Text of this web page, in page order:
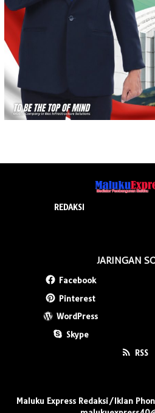
REDAKSI
JARINGAN
Facebook
Pinterest
WordPress
Skype
RSS
Maluku Express Redaksi/Iklan